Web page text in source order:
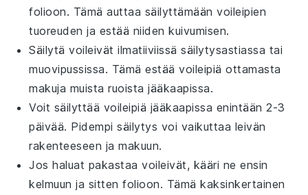
folioon. Tämä auttaa säilyttämäänvoileipien
tuoreuden ja estää niiden kuivumisen.
Säilytävoileivät ilmatiiviissäsäilytysastiassa tai
muovipussissa. Tämä estäävoileipiä ottamasta
makuja muistaruoista jääkaapissa.
Voit säilyttää voileipiä jääkaapissa enintään 2-3
päivää. Pidempi säilytys voi vaikuttaa leivän
rakenteeseen ja makuun.
Jos haluat pakastaa voileivät, kääri ne ensin
kelmuun ja sittenfolioon. Tämä kaksinkertainen